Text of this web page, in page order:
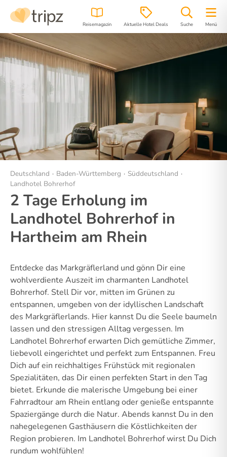
Reisemagazin Aktuelle Hotel Deals Suche Menü
Hotel Region Lage
Deutschland Baden-Württemberg
Süddeutschland
Landhotel Bohrerhof
2 Tage Erholung im
Landhotel Bohrerhof in
Hartheim am Rhein
Entdecke das Markgräflerland und gönn Dir eine
wohlverdiente Auszeit im charmanten Landhotel
Bohrerhof. Stell Dir vor, mitten im Grünen zu
entspannen, umgeben von der idyllischen Landschaft
des Markgräflerlands. Hier kannst Du die Seele baumeln
lassen und den stressigen Alltag vergessen. Im
Landhotel Bohrerhof erwarten Dich gemütliche Zimmer,
liebevoll eingerichtet und perfekt zum Entspannen. Freu
Dich auf ein reichhaltiges Frühstück mit regionalen
Spezialitäten, das Dir einen perfekten Start in den Tag
bietet. Erkunde die malerische Umgebung bei einer
Fahrradtour am Rhein entlang oder genieße entspannte
Spaziergänge durch die Natur. Abends kannst Du in den
nahegelegenen Gasthäusern die Köstlichkeiten der
Region probieren. Im Landhotel Bohrerhof wirst Du Dich
rundum wohlfühlen!